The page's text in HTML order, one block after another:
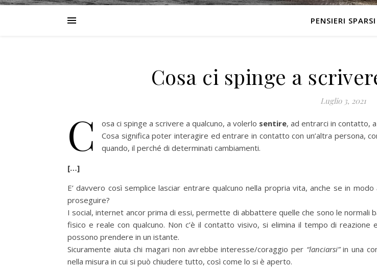
PENSIERI SPARSI
Cosa ci spinge a
Luglio 3, 2021
C osa ci spinge a scrivere a qualcuno, a volerlo sentire, ad entrarci in contatto,
Cosa significa poter interagire ed entrare in contatto con un’altra persona,
quando, il perché di determinati cambiamenti.
[…]
E’ davvero così semplice lasciar entrare qualcuno nella propria vita, anche se in
proseguire?
I social, internet ancor prima di essi, permette di abbattere quelle che sono le
fisico e reale con qualcuno. Non c’è il contatto visivo, si elimina il tempo di reazione
possono prendere in un istante.
Sicuramente aiuta chi magari non avrebbe interesse/coraggio per “lanciarsi”in una
nella misura in cui si può chiudere tutto, così come lo si è aperto.